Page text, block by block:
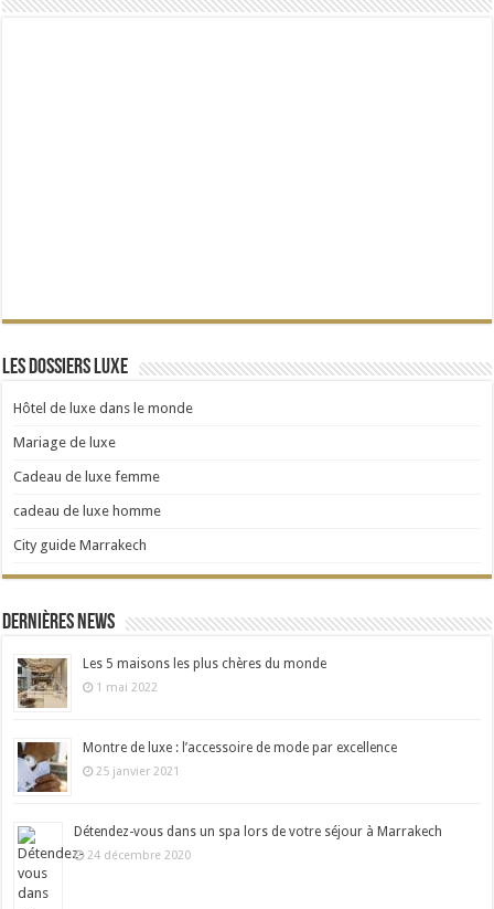
Les dossiers Luxe
Hôtel de luxe dans le monde
Mariage de luxe
Cadeau de luxe femme
cadeau de luxe homme
City guide Marrakech
Dernières news
Les 5 maisons les plus chères du monde
1 mai 2022
Montre de luxe : l’accessoire de mode par excellence
25 janvier 2021
Détendez-vous dans un spa lors de votre séjour à Marrakech
24 décembre 2020